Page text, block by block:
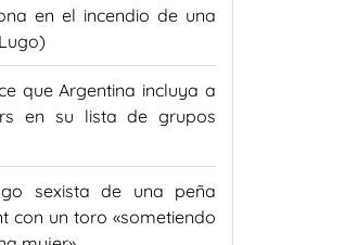
en el incendio de una
que Argentina incluya a
en su lista de grupos
sexista de una peña
con un toro «sometiendo